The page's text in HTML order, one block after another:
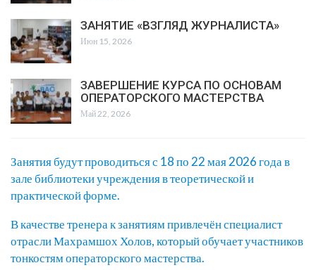
ЗАНЯТИЕ «ВЗГЛЯД ЖУРНАЛИСТА»
Июн 15, 2026
ЗАВЕРШЕНИЕ КУРСА ПО ОСНОВАМ
ОПЕРАТОРСКОГО МАСТЕРСТВА
Май 22, 2026
Занятия будут проводиться с 18 по 22 мая 2026 года в
зале библиотеки учреждения в теоретической и
практической форме.
В качестве тренера к занятиям привлечён специалист
отрасли Махрамшох Холов, который обучает участников
тонкостям операторского мастерства.